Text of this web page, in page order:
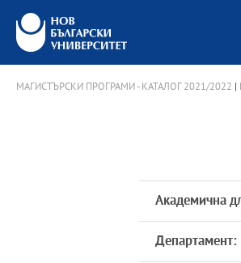
МАГИСТЪРСКИ ПРОГРАМИ - КАТАЛОГ 2021/2022
Академична
Департамент: